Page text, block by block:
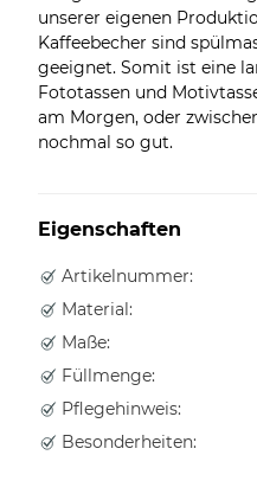
unserer eigenen
Kaffeebecher sind
geeignet. Somit ist eine
Fototassen und
am Morgen, oder
nochmal so gut.
Eigenschaften
Artikelnummer:
Material:
Maße:
Füllmenge:
Pflegehinweis:
Besonderheiten: